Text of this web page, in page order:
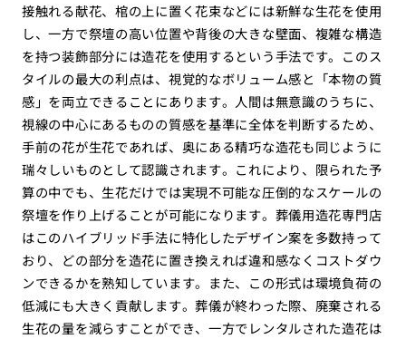
接触れる献花、棺の上に置く花束などには新鮮な生花を使用
し、一方で祭壇の高い位置や背後の大きな壁面、複雑な構造
を持つ装飾部分には造花を使用するという手法です。このス
タイルの最大の利点は、視覚的なボリューム感と「本物の質
感」を両立できることにあります。人間は無意識のうちに、
視線の中心にあるものの質感を基準に全体を判断するため、
手前の花が生花であれば、奥にある精巧な造花も同じように
瑞々しいものとして認識されます。これにより、限られた予
算の中でも、生花だけでは実現不可能な圧倒的なスケールの
祭壇を作り上げることが可能になります。葬儀用造花専門店
はこのハイブリッド手法に特化したデザイン案を多数持って
おり、どの部分を造花に置き換えれば違和感なくコストダウ
ンできるかを熟知しています。また、この形式は環境負荷の
低減にも大きく貢献します。葬儀が終わった際、廃棄される
生花の量を減らすことができ、一方でレンタルされた造花は